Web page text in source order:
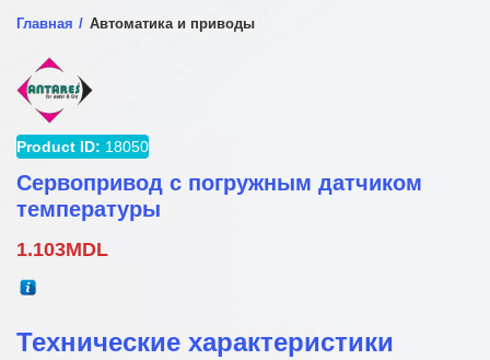
Главная Автоматика и приводы
Product ID: 18050
Сервопривод с погружным датчиком
температуры
1.103MDL
Технические характеристики